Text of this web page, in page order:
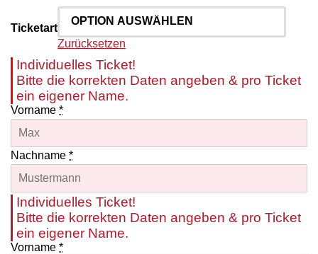
Ticketart
Zurücksetzen
Individuelles Ticket!
Bitte die korrekten Daten angeben & pro Ticket
ein eigener Name.
Vorname *
Nachname *
Individuelles Ticket!
Bitte die korrekten Daten angeben & pro Ticket
ein eigener Name.
Vorname *